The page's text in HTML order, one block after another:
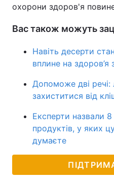
охорони здоров'я
Вас також можуть
Навіть десерти
вплине на
Допоможе дві речі:
захиститися від
Експерти назвали
продуктів, у яких
думаєте